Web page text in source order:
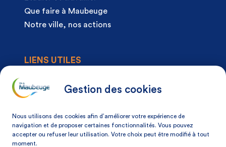
Gestion des cookies
Nous utilisons des cookies afin d’améliorer votre expérience de
navigation et de proposer certaines fonctionnalités. Vous pouvez
accepter ou refuser leur utilisation. Votre choix peut être modifié à tout
moment.
Que faire à Maubeuge
Notre ville, nos actions
LIENS UTILES
Actualités
Articles à la une
Mon espace citoyen
Mon avis, ma ville